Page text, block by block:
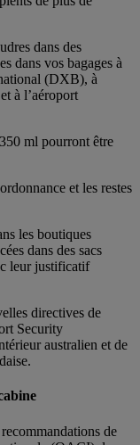
dans des
dans vos bagages à
(DXB), à
à l’aéroport
ml pourront être
et les restes
les boutiques
dans des sacs
leur justificatif
directives de
Security
australien et de
de